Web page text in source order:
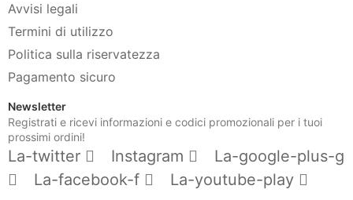
Avvisi legali
Termini di utilizzo
Politica sulla riservatezza
Pagamento sicuro
Newsletter
Registrati e ricevi informazioni e codici promozionali per i tuoi
prossimi ordini!
La-twitter Instagram
La-google-plus-g
La-facebook-f
La-youtube-play